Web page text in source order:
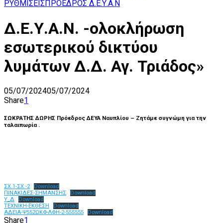
ΡΥΘΜΙΣΕΙΣ ΠΡΟΕΔΡΟΣ Δ.Ε.Υ.Α.Ν
Δ.Ε.Υ.Α.Ν. -ολοκλήρωση
εσωτερικού δικτύου
λυμάτων Δ.Δ. Αγ. Τριάδος»
05/07/202405/07/2024
Share1
ΣΩΚΡΑΤΗΣ ΔΩΡΗΣ Πρόεδρος ΔΕΥΑ Ναυπλίου – Ζητάμε συγνώμη για την
ταλαιπωρία .
ΣΧ.1-ΣΧ.-2
Download
ΠΙΝΑΚΙΔΕΣ-ΣΗΜΑΝΣΗΣ
Download
Υ_Δ
Download
ΤΕΧΝΙΚΗ-ΕΚΘΕΣΗ
Download
ΑΔΕΙΑ-Ψ552ΩΚΦ-ΛΦΗ-2-555555
Download
Share1